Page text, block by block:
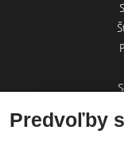
Predvoľby